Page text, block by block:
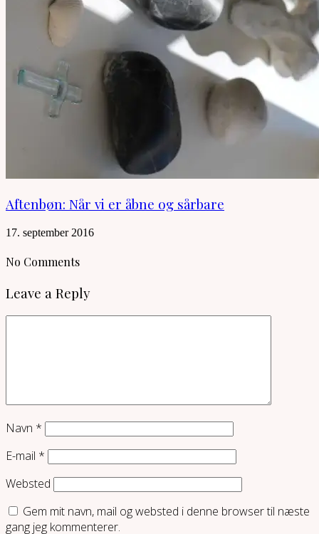
Aftenbøn: Når vi er åbne og sårbare
17. september 2016
No Comments
Leave a Reply
Navn *
E-mail *
Websted
Gem mit navn, mail og websted i denne browser til næste
gang jeg kommenterer.